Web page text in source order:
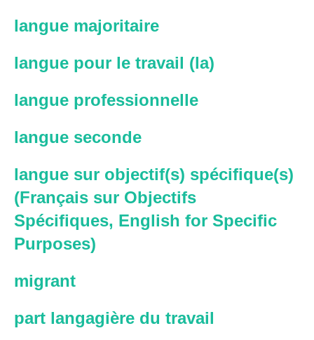
langue majoritaire
langue pour le travail (la)
langue professionnelle
langue seconde
langue sur objectif(s) spécifique(s)
(Français sur Objectifs
Spécifiques, English for Specific
Purposes)
migrant
part langagière du travail